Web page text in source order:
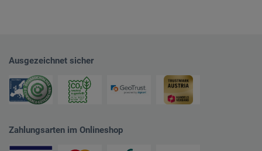
Ausgezeichnet sicher
Zahlungsarten im Onlineshop